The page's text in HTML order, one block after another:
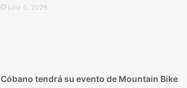
julio 6, 2026
Cóbano tendrá su evento de Mountain Bike